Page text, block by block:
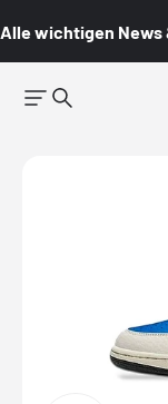
Alle wichtigen News